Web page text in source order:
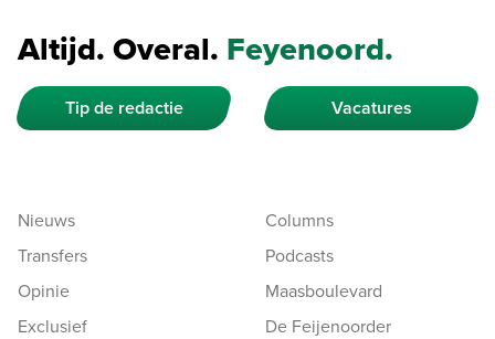
Altijd. Overal. Feyenoord.
Tip de redactie Vacatures
Nieuws
Transfers
Opinie
Exclusief
Columns
Podcasts
Maasboulevard
De Feijenoorder